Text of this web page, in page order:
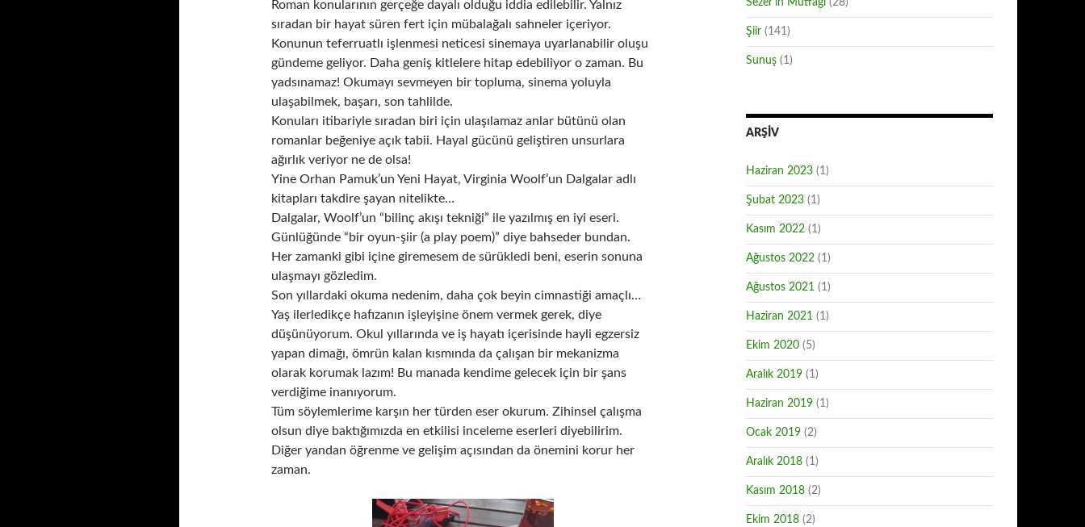
Roman konularının gerçeğe dayalı olduğu iddia edilebilir. Yalnız
sıradan bir hayat süren fert için mübalağalı sahneler içeriyor.
Konunun teferruatlı işlenmesi neticesi sinemaya uyarlanabilir oluşu
gündeme geliyor. Daha geniş kitlelere hitap edebiliyor o zaman. Bu
yadsınamaz! Okumayı sevmeyen bir topluma, sinema yoluyla
ulaşabilmek, başarı, son tahlilde.
Konuları itibariyle sıradan biri için ulaşılamaz anlar bütünü olan
romanlar beğeniye açık tabii. Hayal gücünü geliştiren unsurlara
ağırlık veriyor ne de olsa!
Yine Orhan Pamuk’un Yeni Hayat, Virginia Woolf’un Dalgalar adlı
kitapları takdire şayan nitelikte…
Dalgalar, Woolf’un “bilinç akışı tekniği” ile yazılmış en iyi eseri.
Günlüğünde “bir oyun-şiir (a play poem)” diye bahseder bundan.
Her zamanki gibi içine giremesem de sürükledi beni, eserin sonuna
ulaşmayı gözledim.
Son yıllardaki okuma nedenim, daha çok beyin cimnastiği amaçlı…
Yaş ilerledikçe hafızanın işleyişine önem vermek gerek, diye
düşünüyorum. Okul yıllarında ve iş hayatı içerisinde hayli egzersiz
yapan dimağı, ömrün kalan kısmında da çalışan bir mekanizma
olarak korumak lazım! Bu manada kendime gelecek için bir şans
verdiğime inanıyorum.
Tüm söylemlerime karşın her türden eser okurum. Zihinsel çalışma
olsun diye baktığımızda en etkilisi inceleme eserleri diyebilirim.
Diğer yandan öğrenme ve gelişim açısından da önemini korur her
zaman.
Sezer'in Mutfağı (28)
Şiir (141)
Sunuş (1)
ARŞIV
Haziran 2023 (1)
Şubat 2023 (1)
Kasım 2022 (1)
Ağustos 2022 (1)
Ağustos 2021 (1)
Haziran 2021 (1)
Ekim 2020 (5)
Aralık 2019 (1)
Haziran 2019 (1)
Ocak 2019 (2)
Aralık 2018 (1)
Kasım 2018 (2)
Ekim 2018 (2)